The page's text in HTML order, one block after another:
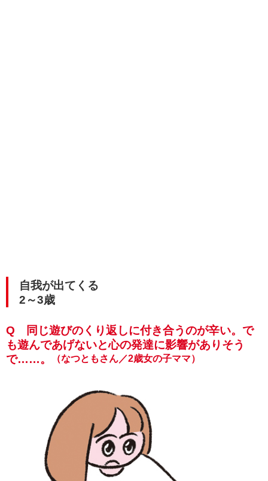
自我が出てくる
2～3歳
Q 同じ遊びのくり返しに付き合うのが辛い。で
も遊んであげないと心の発達に影響がありそう
で……。
（なつともさん／2歳女の子ママ）